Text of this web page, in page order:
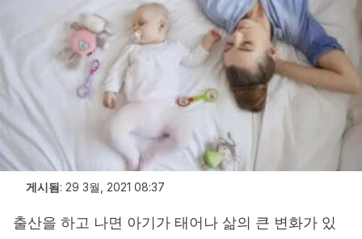
게시됨: 29 3월, 2021 08:37
출산을 하고 나면 아기가 태어나 삶의 큰 변화가 있